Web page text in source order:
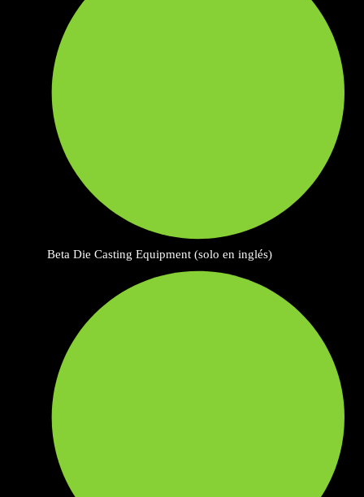
Beta Die Casting Equipment (solo en inglés)